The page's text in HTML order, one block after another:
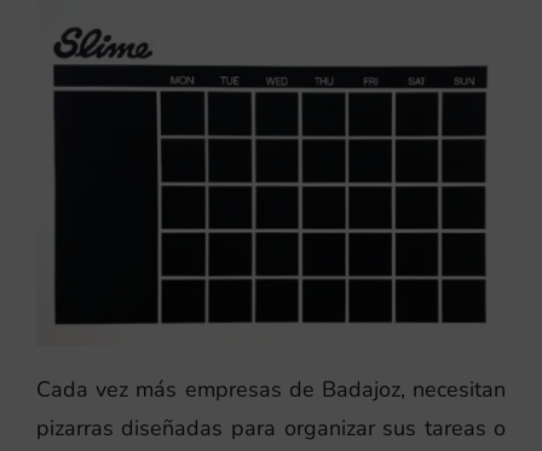
Cada vez más empresas de Badajoz, necesitan
pizarras diseñadas para organizar sus tareas o